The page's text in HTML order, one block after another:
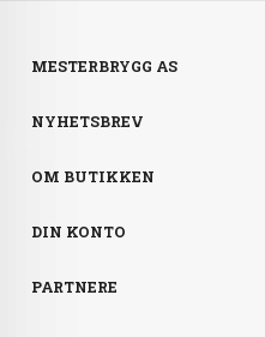
MESTERBRYGG AS
NYHETSBREV
OM BUTIKKEN
DIN KONTO
PARTNERE